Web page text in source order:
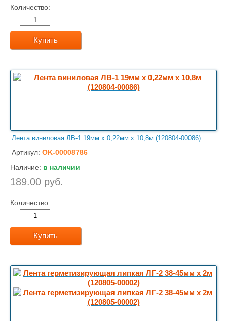
Количество:
Купить
Лента виниловая ЛВ-1 19мм х 0,22мм х 10,8м (120804-00086)
Артикул: OK-00008786
Наличие: в наличии
189.00 руб.
Количество:
Купить